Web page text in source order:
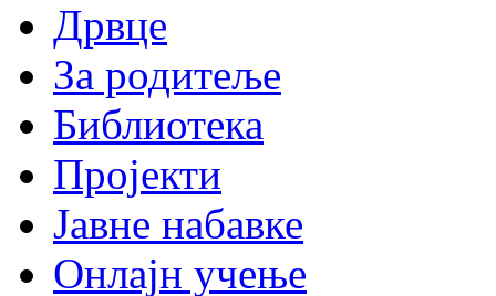
Дрвце
За родитеље
Библиотека
Пројекти
Јавне набавке
Онлајн учење